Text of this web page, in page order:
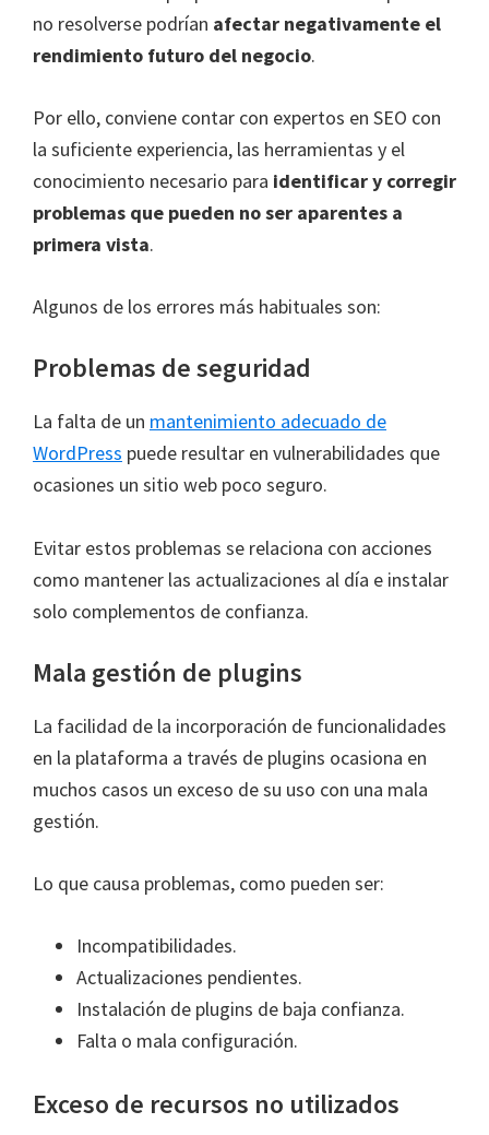
no resolverse podrían afectar negativamente el
rendimiento futuro del negocio.
Por ello, conviene contar con expertos en SEO con
la suficiente experiencia, las herramientas y el
conocimiento necesario para identificar y corregir
problemas que pueden no ser aparentes a
primera vista.
Algunos de los errores más habituales son:
Problemas de seguridad
La falta de un mantenimiento adecuado de
WordPress puede resultar en vulnerabilidades que
ocasiones un sitio web poco seguro.
Evitar estos problemas se relaciona con acciones
como mantener las actualizaciones al día e instalar
solo complementos de confianza.
Mala gestión de plugins
La facilidad de la incorporación de funcionalidades
en la plataforma a través de plugins ocasiona en
muchos casos un exceso de su uso con una mala
gestión.
Lo que causa problemas, como pueden ser:
Incompatibilidades.
Actualizaciones pendientes.
Instalación de plugins de baja confianza.
Falta o mala configuración.
Exceso de recursos no utilizados